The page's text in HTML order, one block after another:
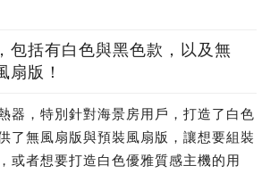
包括有白色與黑色款，以及無
扇版！
器，特別針對海景房用戶，打造了白色
了無風扇版與預裝風扇版，讓想要組裝
或者想要打造白色優雅質感主機的用